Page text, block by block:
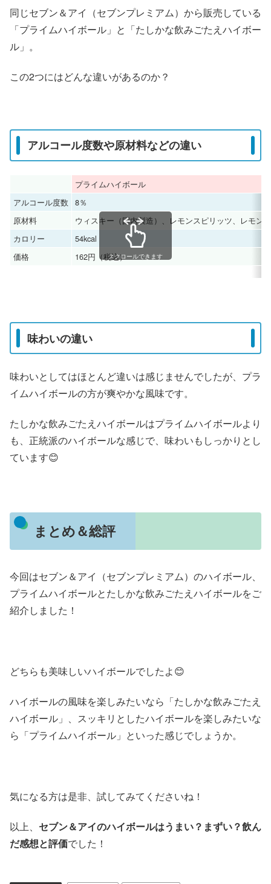
同じセブン＆アイ（セブンプレミアム）から販売している
「プライムハイボール」と「たしかな飲みごたえハイボー
ル」。
この2つにはどんな違いがあるのか？
アルコール度数や原材料などの違い
プライムハイボール
アルコール度数 8％
原材料
ウィスキー（国内製造）、レモンスピリッツ、レモン
カロリー
54kcal
価格
162円（税込）スクロールできます
味わいの違い
味わいとしてはほとんど違いは感じませんでしたが、プラ
イムハイボールの方が爽やかな風味です。
たしかな飲みごたえハイボールはプライムハイボールより
も、正統派のハイボールな感じで、味わいもしっかりとし
ています😊
まとめ＆総評
今回はセブン＆アイ（セブンプレミアム）のハイボール、
プライムハイボールとたしかな飲みごたえハイボールをご
紹介しました！
どちらも美味しいハイボールでしたよ😊
ハイボールの風味を楽しみたいなら「たしかな飲みごたえ
ハイボール」、スッキリとしたハイボールを楽しみたいな
ら「プライムハイボール」といった感じでしょうか。
気になる方は是非、試してみてくださいね！
以上、 セブン＆アイのハイボールはうまい？まずい？飲ん
だ感想と評価でした！